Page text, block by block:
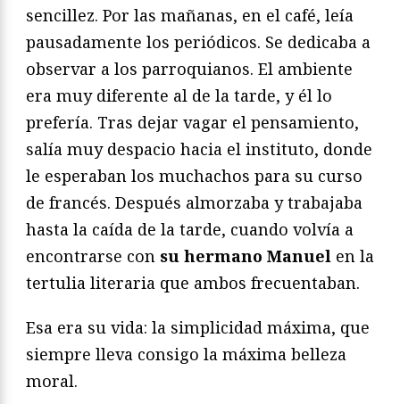
sencillez. Por las mañanas, en el café, leía
pausadamente los periódicos. Se dedicaba a
observar a los parroquianos. El ambiente
era muy diferente al de la tarde, y él lo
prefería. Tras dejar vagar el pensamiento,
salía muy despacio hacia el instituto, donde
le esperaban los muchachos para su curso
de francés. Después almorzaba y trabajaba
hasta la caída de la tarde, cuando volvía a
encontrarse con su hermano Manuel en la
tertulia literaria que ambos frecuentaban.
Esa era su vida: la simplicidad máxima, que
siempre lleva consigo la máxima belleza
moral.